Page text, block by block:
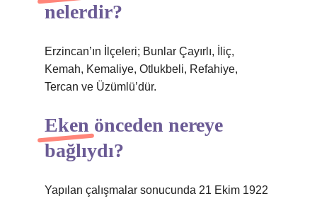
nelerdir?
Erzincan’ın İlçeleri; Bunlar Çayırlı, İliç,
Kemah, Kemaliye, Otlukbeli, Refahiye,
Tercan ve Üzümlü’dür.
Eken önceden nereye
bağlıydı?
Yapılan çalışmalar sonucunda 21 Ekim 1922